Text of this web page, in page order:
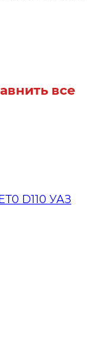
все
D110 УАЗ